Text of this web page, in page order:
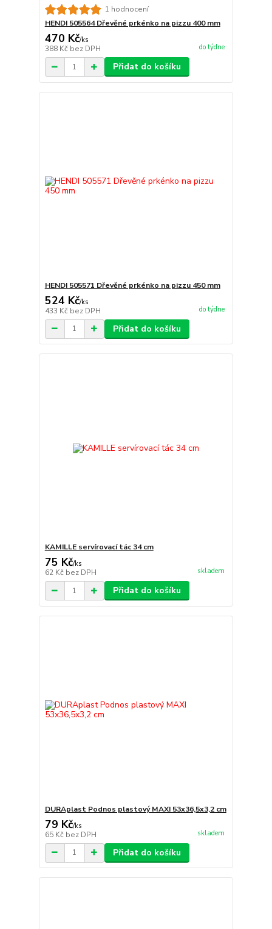
1 hodnocení
HENDI 505564 Dřevěné prkénko na pizzu 400 mm
470 Kč/ks
388 Kč bez DPH do týdne
Přidat do košíku
HENDI 505571 Dřevěné prkénko na pizzu 450 mm
524 Kč/ks
433 Kč bez DPH do týdne
Přidat do košíku
KAMILLE servírovací tác 34 cm
75 Kč/ks
62 Kč bez DPH skladem
Přidat do košíku
DURAplast Podnos plastový MAXI 53x36,5x3,2 cm
79 Kč/ks
65 Kč bez DPH skladem
Přidat do košíku